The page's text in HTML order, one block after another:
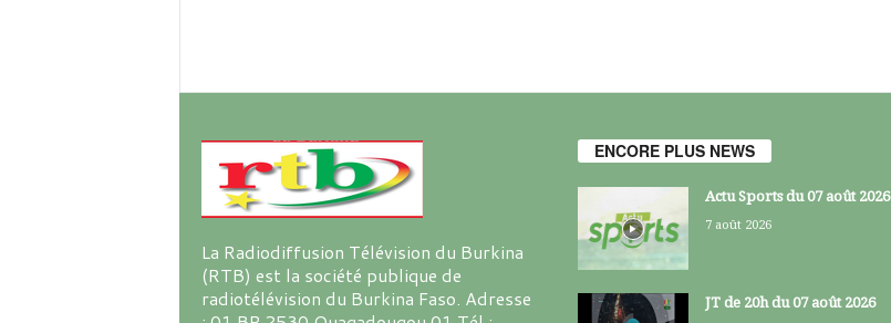
La Radiodiffusion Télévision du Burkina
(RTB) est la société publique de
radiotélévision du Burkina Faso. Adresse
ENCORE PLUS NEWS
Actu Sports du 07 août 2026
7 août 2026
JT de 20h du 07 août 2026